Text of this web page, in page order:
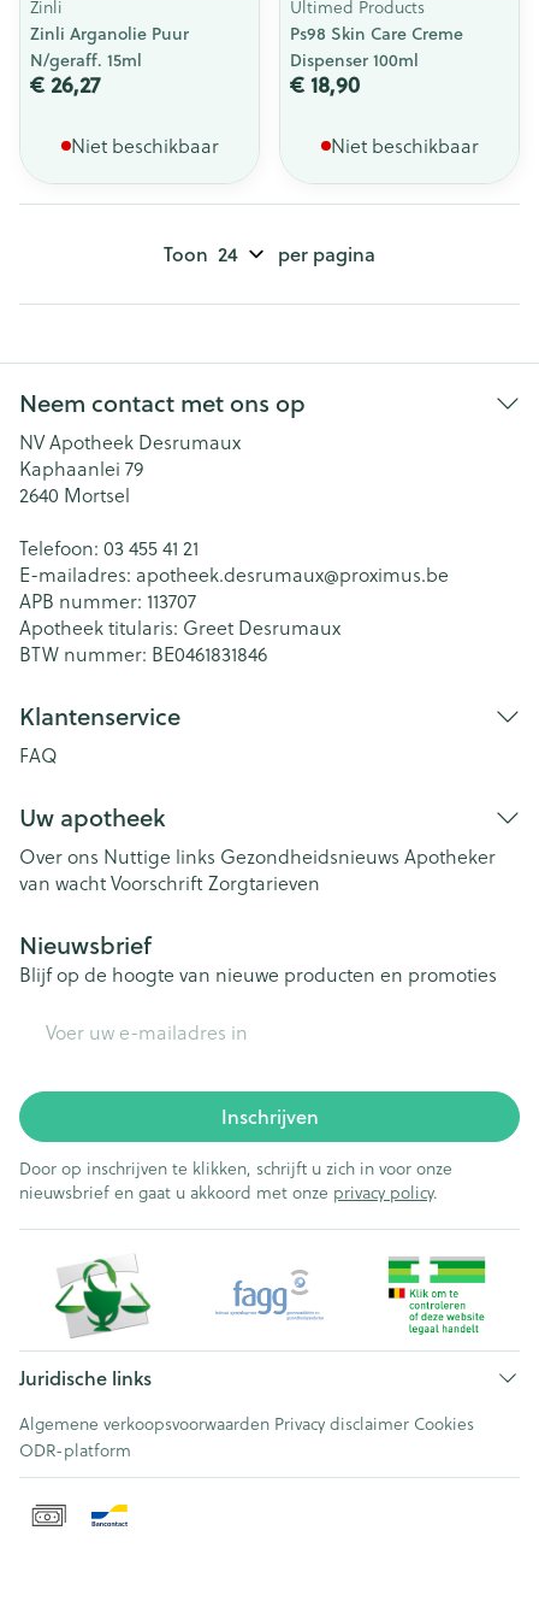
Zinli
Zinli Arganolie Puur
N/geraff. 15ml
€ 26,27
Niet beschikbaar
Ultimed Products
Ps98 Skin Care Creme
Dispenser 100ml
€ 18,90
Niet beschikbaar
Toon per pagina
Neem contact met ons op
NV Apotheek Desrumaux
Kaphaanlei 79
2640 Mortsel
Telefoon: 03 455 41 21
E-mailadres: apotheek.desrumaux@proximus.be
APB nummer: 113707
Apotheek titularis: Greet Desrumaux
BTW nummer: BE0461831846
Klantenservice
FAQ
Uw apotheek
Over ons Nuttige links Gezondheidsnieuws Apotheker
van wachtVoorschriftZorgtarieven
Nieuwsbrief
Blijf op de hoogte van nieuwe producten en promoties
Inschrijven
Door op inschrijven te klikken, schrijft u zich in voor onze
nieuwsbrief en gaat u akkoord met onze privacy policy.
Juridische links
Algemene verkoopsvoorwaarden Privacy disclaimer Cookies
ODR-platform